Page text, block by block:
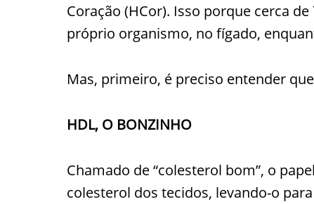
Coração (HCor). Isso porque cerca
próprio organismo, no fígado,
Mas, primeiro, é preciso entender
HDL, O BONZINHO
Chamado de “colesterol bom”, o
colesterol dos tecidos, levando-o